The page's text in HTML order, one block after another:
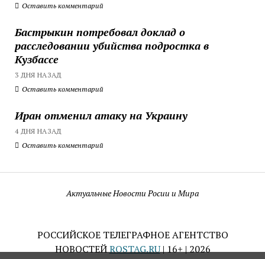
Оставить комментарий
Бастрыкин потребовал доклад о
расследовании убийства подростка в
Кузбассе
3 ДНЯ НАЗАД
Оставить комментарий
Иран отменил атаку на Украину
4 ДНЯ НАЗАД
Оставить комментарий
Актуальные Новости Росии и Мира
РОССИЙСКОЕ ТЕЛЕГРАФНОЕ АГЕНТСТВО
НОВОСТЕЙROSTAG.RU| 16+ | 2026